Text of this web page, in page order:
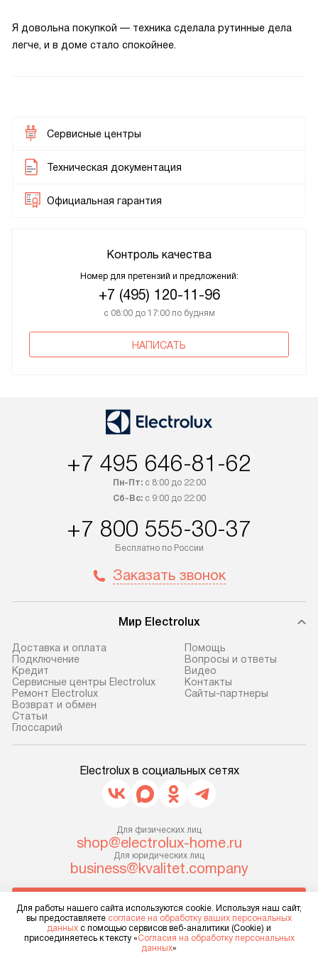
Я довольна покупкой — техника сделала рутинные дела
легче, и в доме стало спокойнее.
Сервисные центры
Техническая документация
Официальная гарантия
Контроль качества
Номер для претензий и предложений:
+7 (495) 120-11-96
с 08:00 до 17:00 по будням
НАПИСАТЬ
+7 495 646-81-62
Пн-Пт:с 8:00 до 22:00
Сб-Вс:с 9:00 до 22:00
+7 800 555-30-37
Бесплатно по России
Заказать звонок
Мир Electrolux
Доставка и оплата
Подключение
Кредит
Сервисные центры Electrolux
Ремонт Electrolux
Возврат и обмен
Cтатьи
Глоссарий
Помощь
Вопросы и ответы
Видео
Контакты
Сайты-партнеры
Electrolux в социальных сетях
Для физических лиц
shop@electrolux-home.ru
Для юридических лиц
business@kvalitet.company
Политика конфиденциальности
Для работы нашего сайта используются cookie. Используя наш сайт,
вы предоставляете согласие на обработку ваших персональных
данных с помощью сервисов веб-аналитики (Cookie) и
присоединяетесь к тексту «Согласия на обработку персональных
данных»